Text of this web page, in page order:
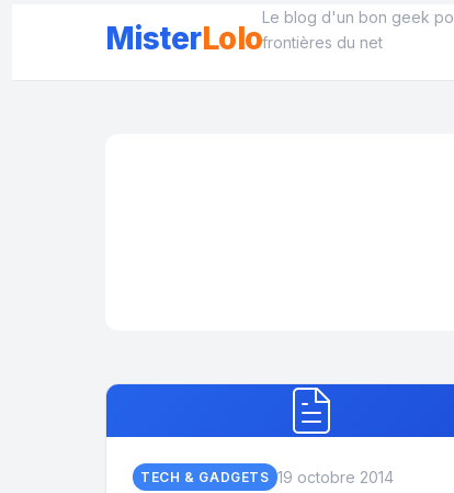
MisterLolo
Le blog d'un bon geek
frontières du net
TECH & GADGETS 19 octobre 2014